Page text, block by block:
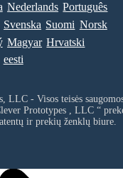
Nederlands Português
Svenska Suomi Norsk
Magyar Hrvatski
eesti
LLC - Visos teisės
Prototypes , LLC“
ir prekių ženklų biure.